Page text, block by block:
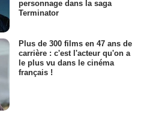
personnage dans la saga
Terminator
Plus de 300 films en 47 ans de
carrière : c'est l'acteur qu'on a
le plus vu dans le cinéma
français !